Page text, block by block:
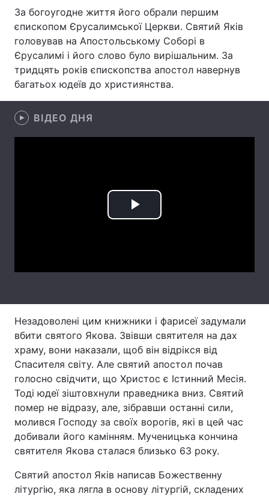
Головна Війна
Україна Політика
Економіка Світ
Спорт Наука
Техно і зв'язок
Зброя Інциденти
Погода
Регіони
Інтерв'ю Думки
Архів Вакансії
Послуги
За богоугодне життя його обрали першим
єпископом Єрусалимської Церкви. Святий Яків
головував на Апостольському Соборі в
Єрусалимі і його слово було вирішальним. За
тридцять років єпископства апостол навернув
багатьох юдеїв до християнства.
ВІДЕО ДНЯ
Play
Незадоволені цим книжники і фарисеї задумали
вбити святого Якова. Звівши святителя на дах
храму, вони наказали, щоб він відрікся від
Спасителя світу. Але святий апостол почав
голосно свідчити, що Христос є Істинний Месія.
Тоді юдеї зіштовхнули праведника вниз. Святий
помер не відразу, але, зібравши останні сили,
молився Господу за своїх ворогів, які в цей час
добивали його камінням. Мученицька кончина
святителя Якова сталася близько 63 року.
Святий апостол Яків написав Божественну
літургію, яка лягла в основу літургій, складених